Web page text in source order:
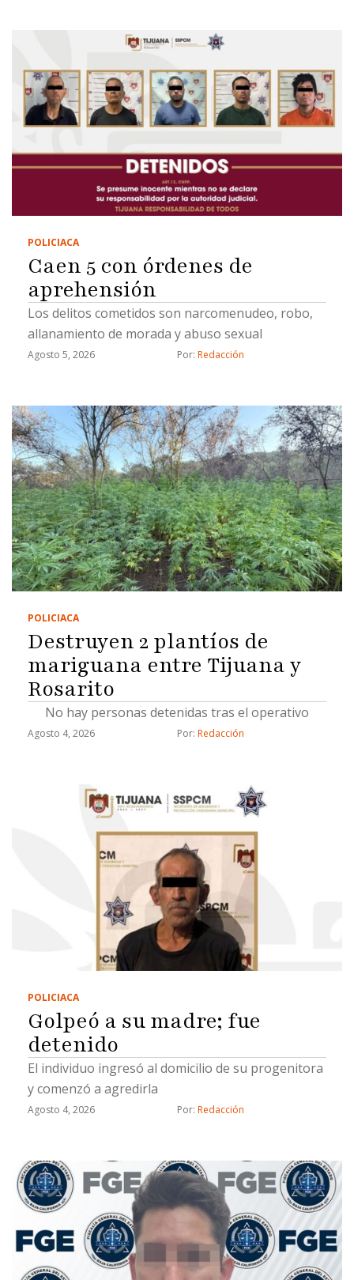
POLICIACA
Caen 5 con órdenes de
aprehensión
Los delitos cometidos son narcomenudeo, robo,
allanamiento de morada y abuso sexual
Agosto 5, 2026 Por: Redacción
POLICIACA
Destruyen 2 plantíos de
mariguana entre Tijuana y
Rosarito
No hay personas detenidas tras el operativo
Agosto 4, 2026 Por: Redacción
POLICIACA
Golpeó a su madre; fue
detenido
El individuo ingresó al domicilio de su progenitora
y comenzó a agredirla
Agosto 4, 2026 Por: Redacción